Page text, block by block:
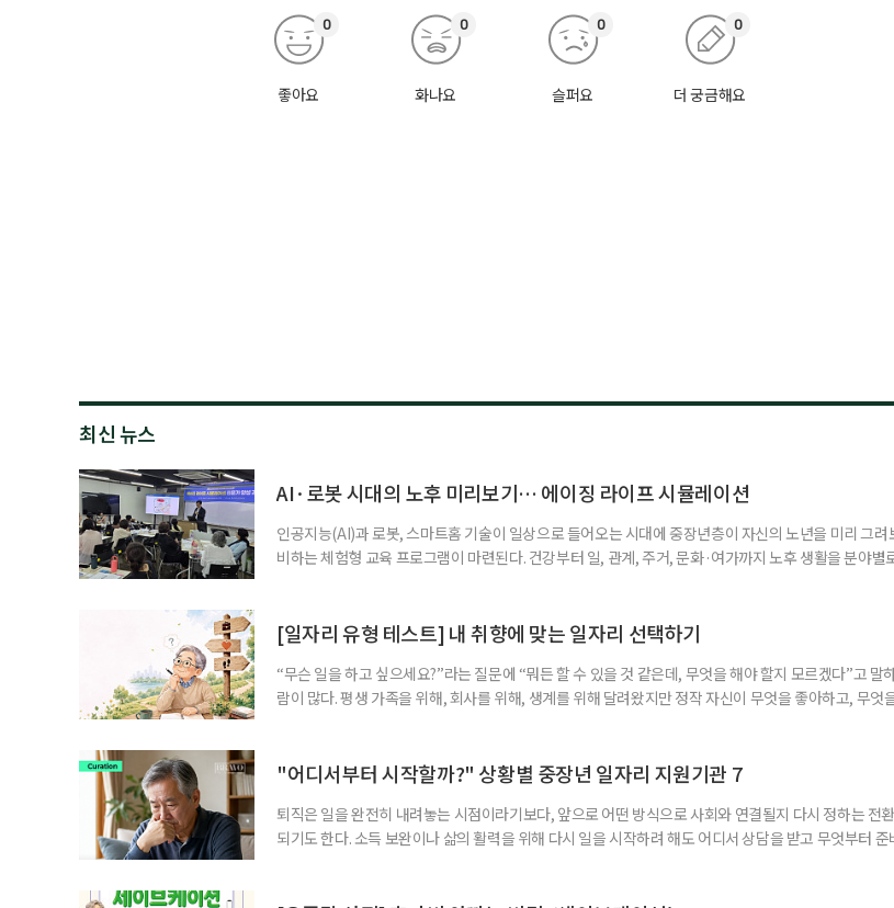
좋아요
0
화나요
0
슬퍼요
0
더 궁금해요
0
최신 뉴스
AI·로봇 시대의 노후 미리보기… 에이징 라이프 시뮬레이션
인공지능(AI)과 로봇, 스마트홈 기술이 일상으로 들어오는 시대에 중장년층이 자신의 노년을 미리 그려
비하는 체험형 교육 프로그램이 마련된다. 건강부터 일, 관계, 주거, 문화·여가까지 노후 생활을 분야별
대상으로 하며, 각 과정별 40명을 심사를 거쳐 선발한다. 교육비는 무료다. 프로그램의 특징은 노후 준비
[일자리 유형 테스트] 내 취향에 맞는 일자리 선택하기
“무슨 일을 하고 싶으세요?”라는 질문에 “뭐든 할 수 있을 것 같은데, 무엇을 해야 할지 모르겠다”고 말
람이 많다. 평생 가족을 위해, 회사를 위해, 생계를 위해 달려왔지만 정작 자신이 무엇을 좋아하고, 무엇
"어디서부터 시작할까?" 상황별 중장년 일자리 지원기관 7
퇴직은 일을 완전히 내려놓는 시점이라기보다, 앞으로 어떤 방식으로 사회와 연결될지 다시 정하는 전
되기도 한다. 소득 보완이나 삶의 활력을 위해 다시 일을 시작하려 해도 어디서 상담을 받고 무엇부터